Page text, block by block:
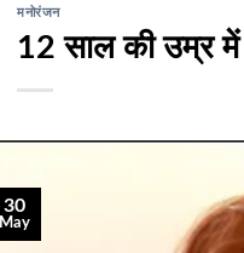
मनोरंजन
12 साल की उम्र में
30
May